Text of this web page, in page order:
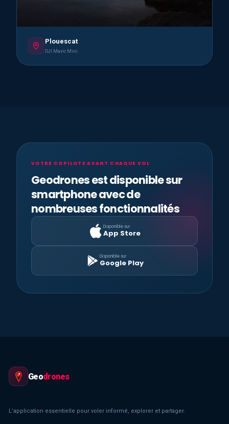
Plouescat
DJI Mavic Mini
VOTRE COPILOTE AVANT CHAQUE VOL
Geodrones est disponible sur
smartphone avec de
nombreuses fonctionnalités
Disponible sur
App Store
Disponible sur
Google Play
Geodrones
L’application essentielle pour voler informé, explorer et partager.